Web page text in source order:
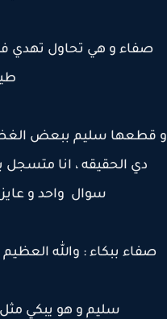
صفاء و هي تحاول تهدي
سليم ببعض
دي الحقيقه ، انا متسجل
سوال واحد و عايز
ببكاء : والله العظيم
سليم و هو يبكي مثل